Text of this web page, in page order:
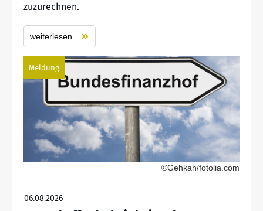
zuzurechnen.
weiterlesen
Meldung
©Gehkah/fotolia.com
06.08.2026